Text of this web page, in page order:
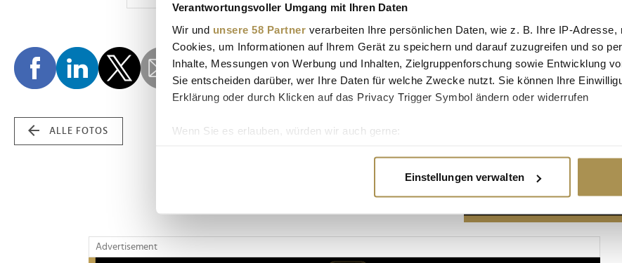
Verantwortungsvoller Umgang mit Ihren Daten
Wir und unsere 58 Partner verarbeiten Ihre persönlichen Daten, wie z. B. Ihre IP-Adresse,
Cookies, um Informationen auf Ihrem Gerät zu speichern und darauf zuzugreifen und so
Inhalte, Messungen von Werbung und Inhalten, Zielgruppenforschung sowie Entwicklung
Sie entscheiden darüber, wer Ihre Daten für welche Zwecke nutzt. Sie können Ihre
Erklärung oder durch Klicken auf das Privacy Trigger Symbol ändern oder widerrufen
Wenn Sie es erlauben, würden wir auch gerne:
Erfahren Sie mehr darüber, wie Ihre persönlichen Daten verarbeitet werden, und legen Sie
Wir verwenden Cookies, um Inhalte und Anzeigen zu personalisieren, Funktionen für
Einstellungen verwalten
ALLE FOTOS
Advertisement
Advertisement